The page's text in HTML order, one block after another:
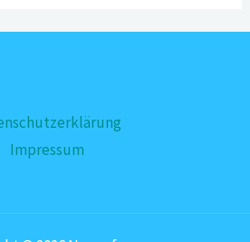
Impressum